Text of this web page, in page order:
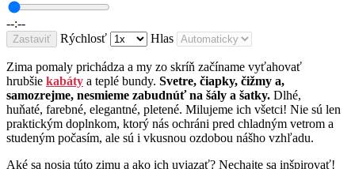
--:--
Zastaviť Rýchlosť Hlas
Zima pomaly prichádza a my zo skríň začíname vyťahovať
hrubšie kabáty a teplé bundy. Svetre, čiapky, čižmy a,
samozrejme, nesmieme zabudnúť na šály a šatky. Dlhé,
huňaté, farebné, elegantné, pletené. Milujeme ich všetci! Nie sú len
praktickým doplnkom, ktorý nás ochráni pred chladným vetrom a
studeným počasím, ale sú i vkusnou ozdobou nášho vzhľadu.
Aké sa nosia túto zimu a ako ich uviazať? Nechajte sa inšpirovať!